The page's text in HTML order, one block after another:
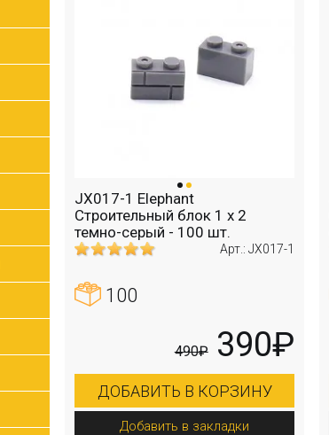
JX017-1 Elephant
Строительный блок 1 х 2
темно-серый - 100 шт.
Арт.: JX017-1
100
490₽ 390₽
ДОБАВИТЬ В КОРЗИНУ
Добавить в закладки